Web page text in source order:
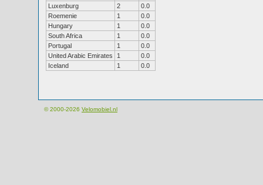
Luxenburg
2
0.0
Roemenie
1
0.0
Hungary
1
0.0
South Africa
1
0.0
Portugal
1
0.0
United Arabic Emirates
1
0.0
Iceland
1 0.0
© 2000-2026 Velomobiel.nl